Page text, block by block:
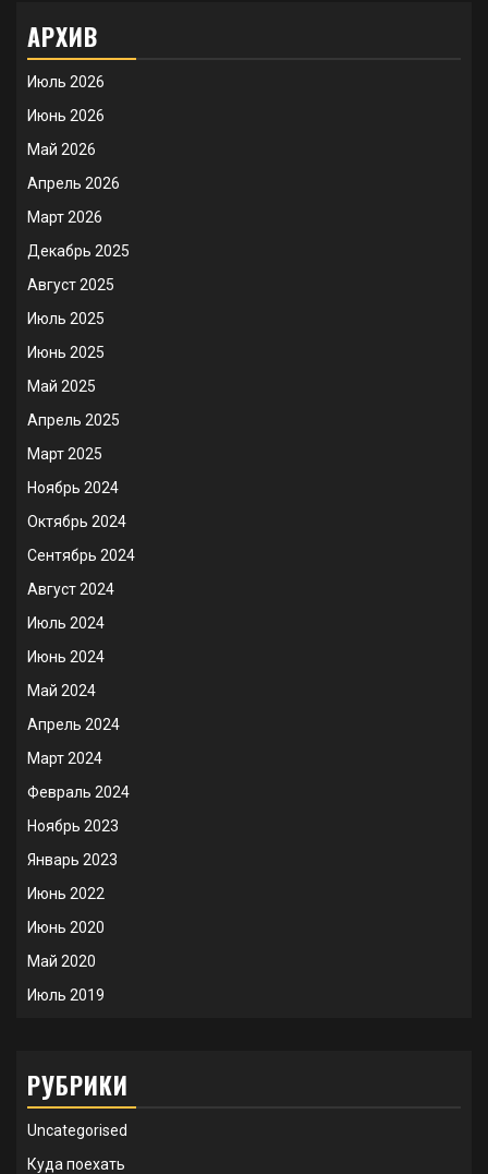
АРХИВ
Июль 2026
Июнь 2026
Май 2026
Апрель 2026
Март 2026
Декабрь 2025
Август 2025
Июль 2025
Июнь 2025
Май 2025
Апрель 2025
Март 2025
Ноябрь 2024
Октябрь 2024
Сентябрь 2024
Август 2024
Июль 2024
Июнь 2024
Май 2024
Апрель 2024
Март 2024
Февраль 2024
Ноябрь 2023
Январь 2023
Июнь 2022
Июнь 2020
Май 2020
Июль 2019
РУБРИКИ
Uncategorised
Куда поехать